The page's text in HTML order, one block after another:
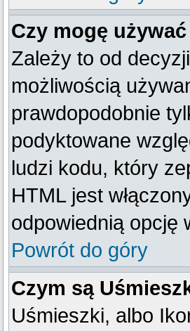
Czy mogę
Zależy to od
możliwością
prawdopodobnie
podyktowane
ludzi kodu, który
HTML jest
odpowiednią opcję
Powrót do góry
Czym są
Uśmieszki, albo